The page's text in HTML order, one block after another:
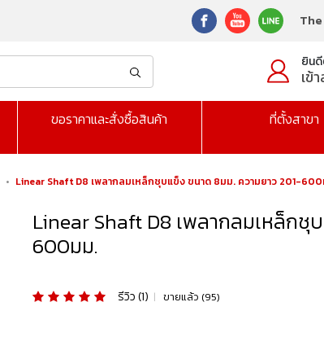
ยิน
เข้
ขอราคาและสั่งซื้อสินค้า ที่ตั้งสาขา
• Linear Shaft D8 เพลากลมเหล็กชุบแข็ง ขนาด 8มม. ความยาว 201-
Linear Shaft D8 เพลากลมเหล็กชุ
600มม.
รีวิว (1) | ขายแล้ว (95)